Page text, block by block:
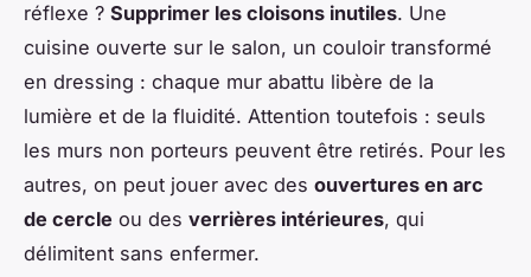
réflexe ? Supprimer les cloisons inutiles. Une
cuisine ouverte sur le salon, un couloir transformé
en dressing : chaque mur abattu libère de la
lumière et de la fluidité. Attention toutefois : seuls
les murs non porteurs peuvent être retirés. Pour les
autres, on peut jouer avec des ouvertures en arc
de cercle ou des verrières intérieures, qui
délimitent sans enfermer.